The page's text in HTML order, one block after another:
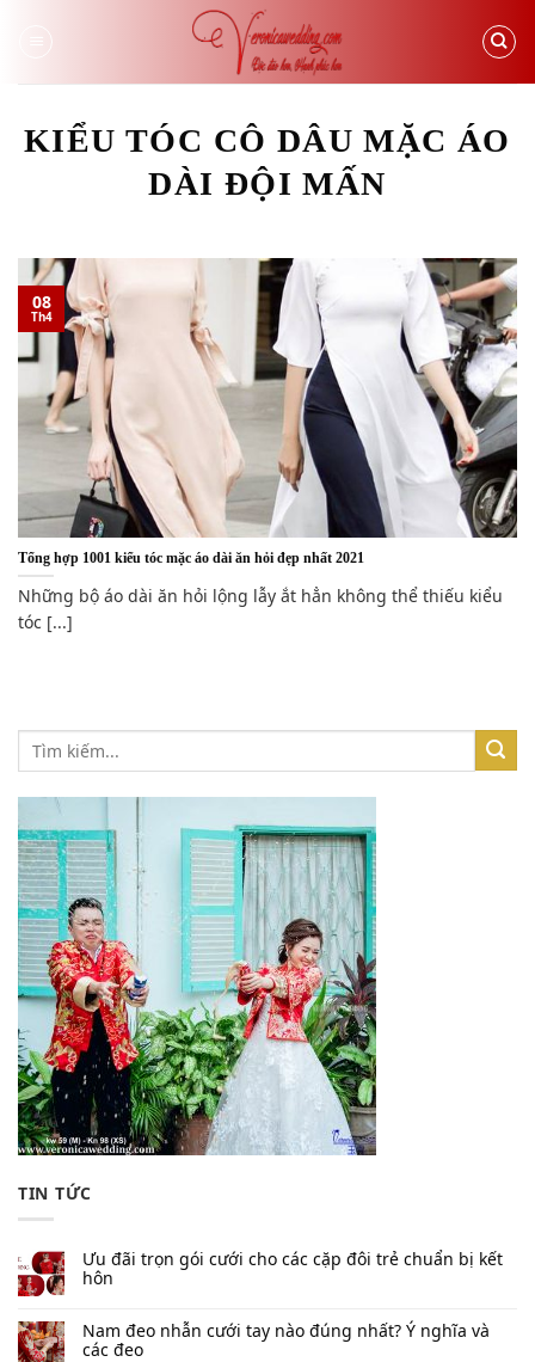
KIỂU TÓC CÔ DÂU MẶC ÁO
DÀI ĐỘI MẤN
Tổng hợp 1001 kiểu tóc mặc áo dài ăn hỏi đẹp nhất 2021
Những bộ áo dài ăn hỏi lộng lẫy ắt hẳn không thể thiếu kiểu
tóc [...]
08
Th4
TIN TỨC
Ưu đãi trọn gói cưới cho các cặp đôi trẻ chuẩn bị kết
hôn
Nam đeo nhẫn cưới tay nào đúng nhất​? Ý nghĩa và
các đeo